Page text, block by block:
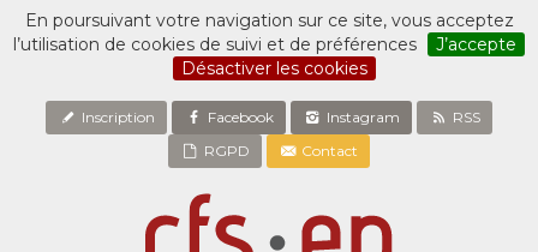
En poursuivant votre navigation sur ce site, vous acceptez
l’utilisation de cookies de suivi et de préférences
J’accepte
Désactiver les cookies
Inscription Facebook Instagram
RSS
RGPD
Contact